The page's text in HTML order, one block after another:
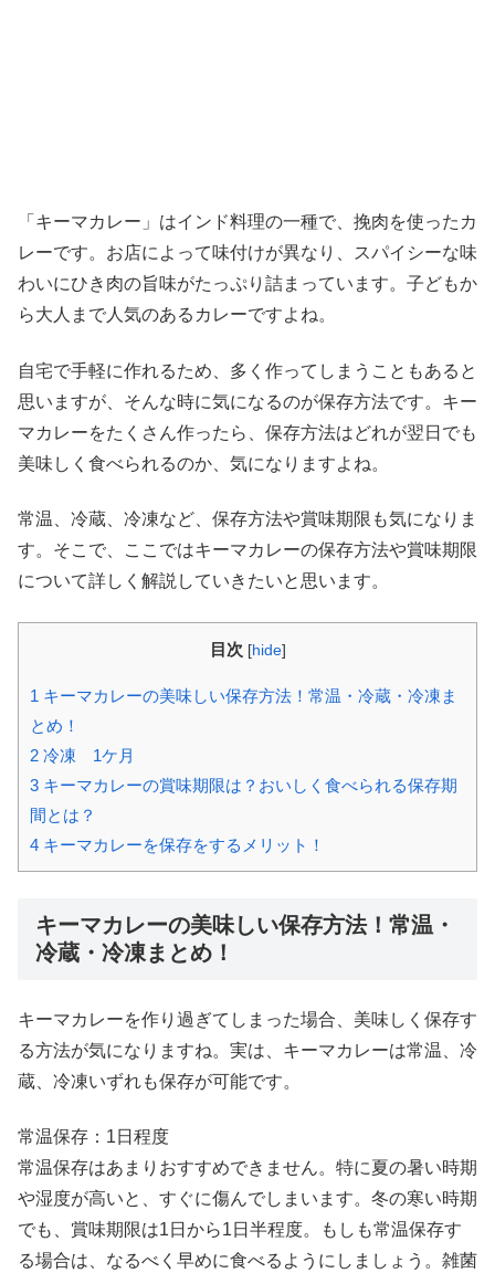
「キーマカレー」はインド料理の一種で、挽肉を使ったカ
レーです。お店によって味付けが異なり、スパイシーな味
わいにひき肉の旨味がたっぷり詰まっています。子どもか
ら大人まで人気のあるカレーですよね。
自宅で手軽に作れるため、多く作ってしまうこともあると
思いますが、そんな時に気になるのが保存方法です。キー
マカレーをたくさん作ったら、保存方法はどれが翌日でも
美味しく食べられるのか、気になりますよね。
常温、冷蔵、冷凍など、保存方法や賞味期限も気になりま
す。そこで、ここではキーマカレーの保存方法や賞味期限
について詳しく解説していきたいと思います。
目次 [hide]
1 キーマカレーの美味しい保存方法！常温・冷蔵・冷凍ま
とめ！
2 冷凍 1ケ月
3 キーマカレーの賞味期限は？おいしく食べられる保存期
間とは？
4 キーマカレーを保存をするメリット！
キーマカレーの美味しい保存方法！常温・
冷蔵・冷凍まとめ！
キーマカレーを作り過ぎてしまった場合、美味しく保存す
る方法が気になりますね。実は、キーマカレーは常温、冷
蔵、冷凍いずれも保存が可能です。
常温保存：1日程度
常温保存はあまりおすすめできません。特に夏の暑い時期
や湿度が高いと、すぐに傷んでしまいます。冬の寒い時期
でも、賞味期限は1日から1日半程度。もしも常温保存す
る場合は、なるべく早めに食べるようにしましょう。雑菌